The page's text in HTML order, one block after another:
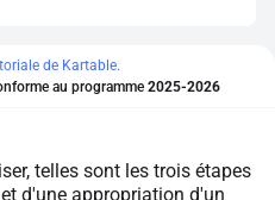
de Kartable.
au programme 2025-2026
telles sont les trois étapes
d'une appropriation d'un